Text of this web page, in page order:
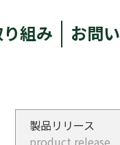
組み お問
製品リリース
product release